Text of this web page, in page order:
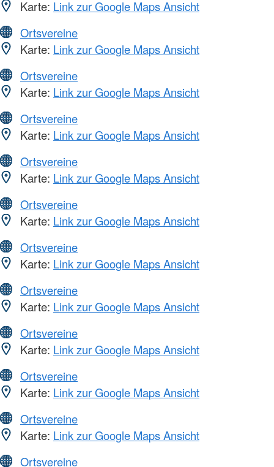
Karte: Link zur Google Maps Ansicht
Ortsvereine
Karte: Link zur Google Maps Ansicht
Ortsvereine
Karte: Link zur Google Maps Ansicht
Ortsvereine
Karte: Link zur Google Maps Ansicht
Ortsvereine
Karte: Link zur Google Maps Ansicht
Ortsvereine
Karte: Link zur Google Maps Ansicht
Ortsvereine
Karte: Link zur Google Maps Ansicht
Ortsvereine
Karte: Link zur Google Maps Ansicht
Ortsvereine
Karte: Link zur Google Maps Ansicht
Ortsvereine
Karte: Link zur Google Maps Ansicht
Ortsvereine
Karte: Link zur Google Maps Ansicht
Ortsvereine